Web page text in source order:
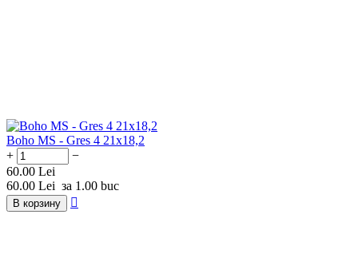
Boho MS - Gres 4 21x18,2
+
−
60.00 Lei
60.00 Lei за 1.00 buc
В корзину 